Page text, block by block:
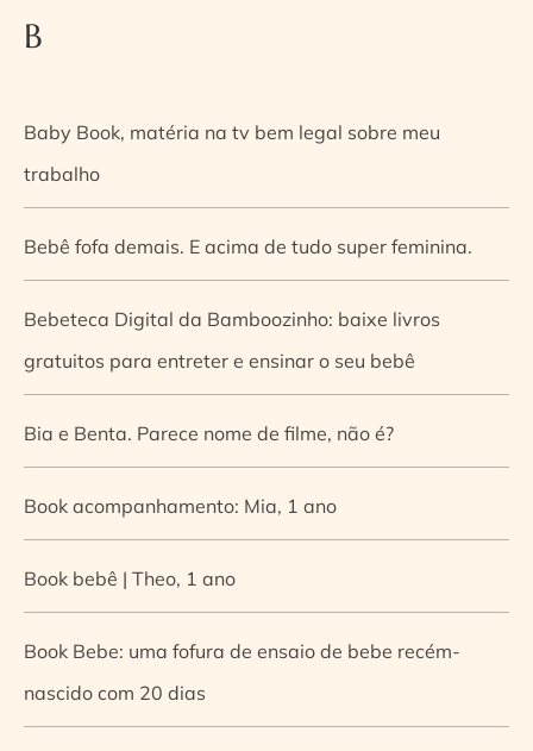
B
Baby Book, matéria na tv bem legal sobre meu
trabalho
Bebê fofa demais. E acima de tudo super feminina.
Bebeteca Digital da Bamboozinho: baixe livros
gratuitos para entreter e ensinar o seu bebê
Bia e Benta. Parece nome de filme, não é?
Book acompanhamento: Mia, 1 ano
Book bebê | Theo, 1 ano
Book Bebe: uma fofura de ensaio de bebe recém-
nascido com 20 dias